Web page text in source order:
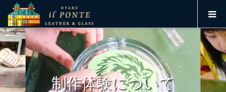
制作体験について